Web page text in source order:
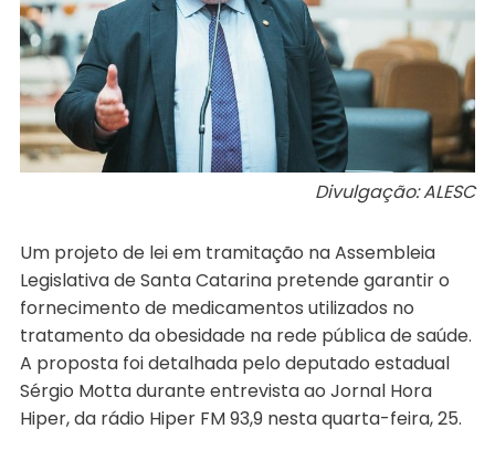
Divulgação: ALESC
Um projeto de lei em tramitação na Assembleia
Legislativa de Santa Catarina pretende garantir o
fornecimento de medicamentos utilizados no
tratamento da obesidade na rede pública de saúde.
A proposta foi detalhada pelo deputado estadual
Sérgio Motta durante entrevista ao Jornal Hora
Hiper, da rádio Hiper FM 93,9 nesta quarta-feira, 25.